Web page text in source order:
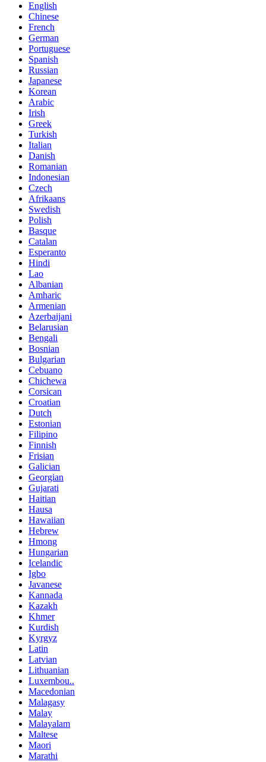
English
Chinese
French
German
Portuguese
Spanish
Russian
Japanese
Korean
Arabic
Irish
Greek
Turkish
Italian
Danish
Romanian
Indonesian
Czech
Afrikaans
Swedish
Polish
Basque
Catalan
Esperanto
Hindi
Lao
Albanian
Amharic
Armenian
Azerbaijani
Belarusian
Bengali
Bosnian
Bulgarian
Cebuano
Chichewa
Corsican
Croatian
Dutch
Estonian
Filipino
Finnish
Frisian
Galician
Georgian
Gujarati
Haitian
Hausa
Hawaiian
Hebrew
Hmong
Hungarian
Icelandic
Igbo
Javanese
Kannada
Kazakh
Khmer
Kurdish
Kyrgyz
Latin
Latvian
Lithuanian
Luxembou..
Macedonian
Malagasy
Malay
Malayalam
Maltese
Maori
Marathi